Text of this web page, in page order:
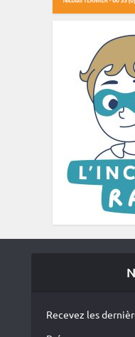
Recevez les